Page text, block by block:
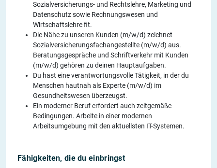
Sozialversicherungs- und Rechtslehre, Marketing und
Datenschutz sowie Rechnungswesen und
Wirtschaftslehre fit.
Die Nähe zu unseren Kunden (m/w/d) zeichnet
Sozialversicherungsfachangestellte (m/w/d) aus.
Beratungsgespräche und Schriftverkehr mit Kunden
(m/w/d) gehören zu deinen Hauptaufgaben.
Du hast eine verantwortungsvolle Tätigkeit, in der du
Menschen hautnah als Experte (m/w/d) im
Gesundheitswesen überzeugst.
Ein moderner Beruf erfordert auch zeitgemäße
Bedingungen. Arbeite in einer modernen
Arbeitsumgebung mit den aktuellsten IT-Systemen.
Fähigkeiten, die du einbringst